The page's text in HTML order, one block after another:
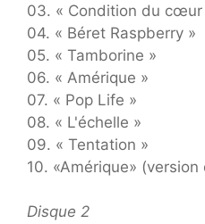
03. « Condition du cœur
04. « Béret Raspberry »
05. « Tamborine »
06. « Amérique »
07. « Pop Life »
08. « L'échelle »
09. « Tentation »
10. «Amérique» (version
Disque 2